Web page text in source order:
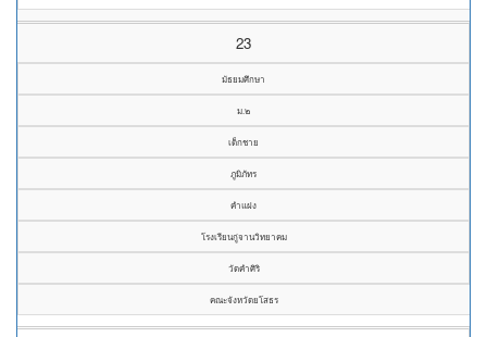
23
มัธยมศึกษา
ม.๒
เด็กชาย
ภูมิภัทร
คำแฝง
โรงเรียนกู่จานวิทยาคม
วัดคำศิริ
คณะจังหวัดยโสธร